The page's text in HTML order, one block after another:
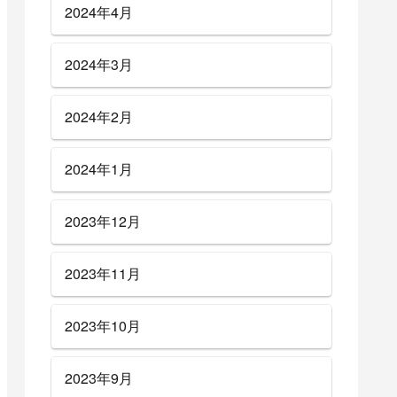
2024年4月
2024年3月
2024年2月
2024年1月
2023年12月
2023年11月
2023年10月
2023年9月